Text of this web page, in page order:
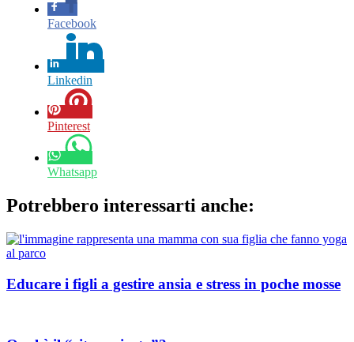
Facebook
Linkedin
Pinterest
Whatsapp
Potrebbero interessarti anche:
Educare i figli a gestire ansia e stress in poche mosse